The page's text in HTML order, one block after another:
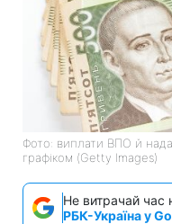
Фото: виплати ВПО й
графіком (Getty Images)
Не витрачай час
РБК-Україна у